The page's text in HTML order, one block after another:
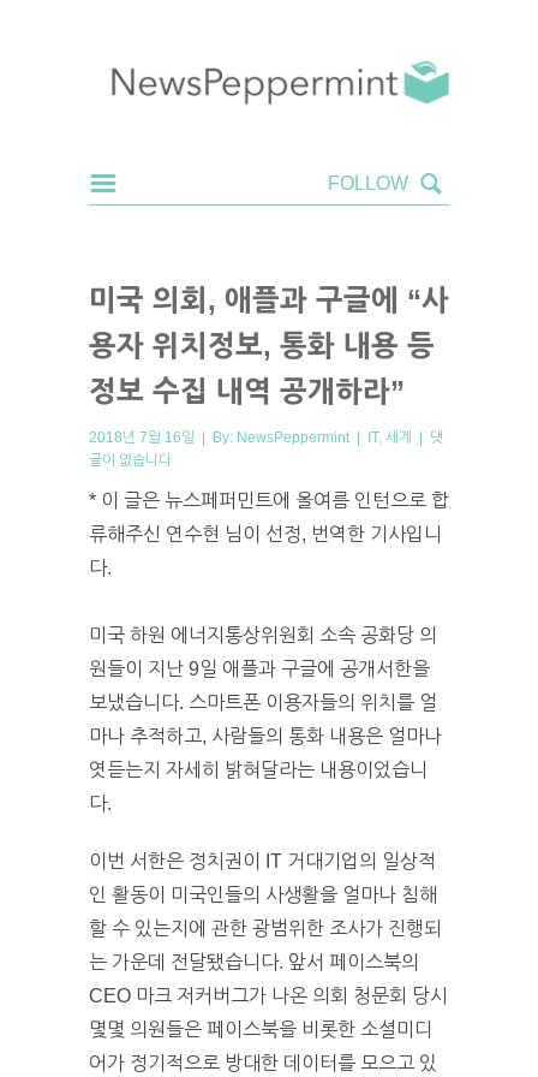
미국 의회, 애플과 구글에 “사
용자 위치정보, 통화 내용 등
정보 수집 내역 공개하라”
2018년 7월 16일 | By: NewsPeppermint | IT, 세계 | 댓
글이 없습니다
* 이 글은 뉴스페퍼민트에 올여름 인턴으로 합
류해주신 연수현 님이 선정, 번역한 기사입니
다.
미국 하원 에너지통상위원회 소속 공화당 의
원들이 지난 9일 애플과 구글에 공개서한을
보냈습니다. 스마트폰 이용자들의 위치를 얼
마나 추적하고, 사람들의 통화 내용은 얼마나
엿듣는지 자세히 밝혀달라는 내용이었습니
다.
이번 서한은 정치권이 IT 거대기업의 일상적
인 활동이 미국인들의 사생활을 얼마나 침해
할 수 있는지에 관한 광범위한 조사가 진행되
는 가운데 전달됐습니다. 앞서 페이스북의
CEO 마크 저커버그가 나온 의회 청문회 당시
몇몇 의원들은 페이스북을 비롯한 소셜미디
어가 정기적으로 방대한 데이터를 모으고 있